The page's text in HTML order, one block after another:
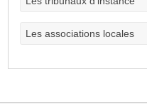
Les associations locales